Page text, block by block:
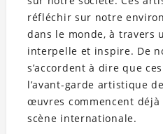
réfléchir sur notre
dans le monde, à travers
interpelle et inspire. De
s’accordent à dire que
l’avant-garde artistique
œuvres commencent
scène internationale.